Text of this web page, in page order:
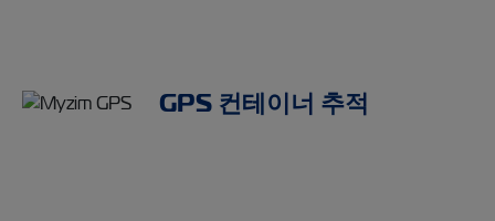
GPS 컨테이너 추적